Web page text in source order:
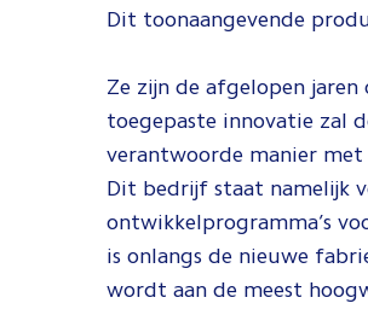
Dit toonaangevende
Ze zijn de afgelopen
toegepaste innovatie zal
verantwoorde manier
Dit bedrijf staat namelijk
ontwikkelprogramma’s
is onlangs de nieuwe
wordt aan de meest